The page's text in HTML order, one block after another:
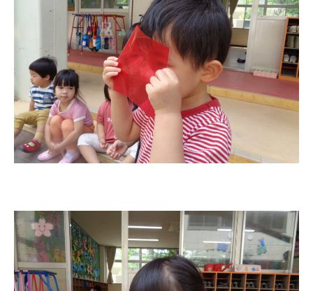
今日の幼稚園
園児募集要項
教職員募集
園のこと
園舎案内
給⾷
課外教室
理事長のことば